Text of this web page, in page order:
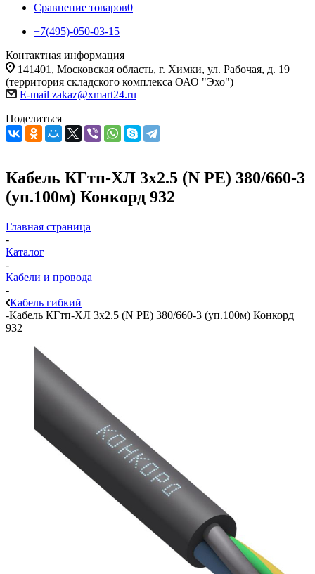
Сравнение товаров0
+7(495)-050-03-15
Контактная информация
141401, Московская область, г. Химки, ул. Рабочая, д. 19
(территория складского комплекса ОАО "Эхо")
E-mail zakaz@xmart24.ru
Поделиться
Кабель КГтп-ХЛ 3х2.5 (N PE) 380/660-3
(уп.100м) Конкорд 932
Главная страница
-
Каталог
-
Кабели и провода
-
Кабель гибкий
-Кабель КГтп-ХЛ 3х2.5 (N PE) 380/660-3 (уп.100м) Конкорд
932